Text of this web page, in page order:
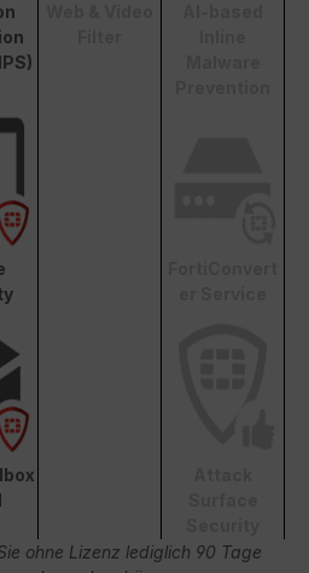
ohne Lizenz lediglich 90 Tage